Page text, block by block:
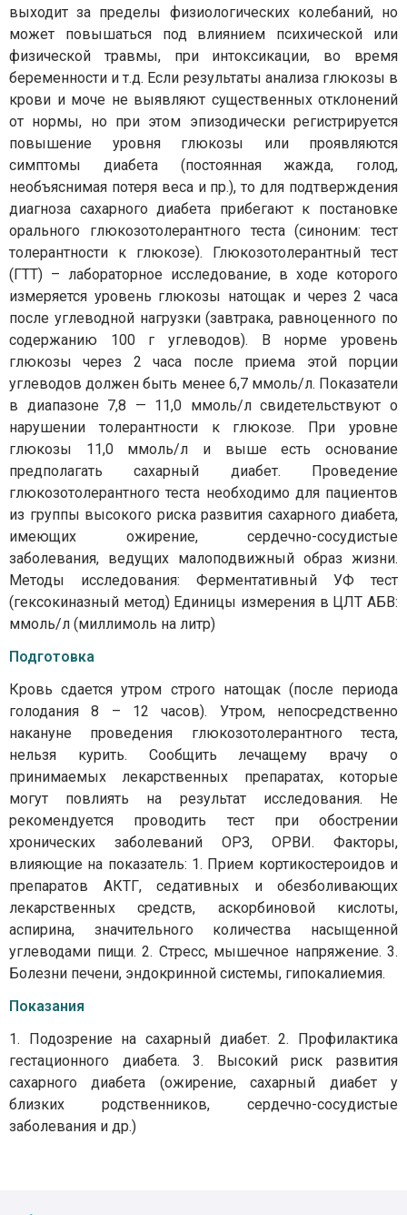
выходит за пределы физиологических колебаний, но
может повышаться под влиянием психической или
физической травмы, при интоксикации, во время
беременности и т.д. Если результаты анализа глюкозы в
крови и моче не выявляют существенных отклонений
от нормы, но при этом эпизодически регистрируется
повышение уровня глюкозы или проявляются
симптомы диабета (постоянная жажда, голод,
необъяснимая потеря веса и пр.), то для подтверждения
диагноза сахарного диабета прибегают к постановке
орального глюкозотолерантного теста (синоним: тест
толерантности к глюкозе). Глюкозотолерантный тест
(ГТТ) – лабораторное исследование, в ходе которого
измеряется уровень глюкозы натощак и через 2 часа
после углеводной нагрузки (завтрака, равноценного по
содержанию 100 г углеводов). В норме уровень
глюкозы через 2 часа после приема этой порции
углеводов должен быть менее 6,7 ммоль/л. Показатели
в диапазоне 7,8 — 11,0 ммоль/л свидетельствуют о
нарушении толерантности к глюкозе. При уровне
глюкозы 11,0 ммоль/л и выше есть основание
предполагать сахарный диабет. Проведение
глюкозотолерантного теста необходимо для пациентов
из группы высокого риска развития сахарного диабета,
имеющих ожирение, сердечно-сосудистые
заболевания, ведущих малоподвижный образ жизни.
Методы исследования: Ферментативный УФ тест
(гексокиназный метод) Единицы измерения в ЦЛТ АБВ:
ммоль/л (миллимоль на литр)
Подготовка
Кровь сдается утром строго натощак (после периода
голодания 8 – 12 часов). Утром, непосредственно
накануне проведения глюкозотолерантного теста,
нельзя курить. Сообщить лечащему врачу о
принимаемых лекарственных препаратах, которые
могут повлиять на результат исследования. Не
рекомендуется проводить тест при обострении
хронических заболеваний ОРЗ, ОРВИ. Факторы,
влияющие на показатель: 1. Прием кортикостероидов и
препаратов АКТГ, седативных и обезболивающих
лекарственных средств, аскорбиновой кислоты,
аспирина, значительного количества насыщенной
углеводами пищи. 2. Стресс, мышечное напряжение. 3.
Болезни печени, эндокринной системы, гипокалиемия.
Показания
1. Подозрение на сахарный диабет. 2. Профилактика
гестационного диабета. 3. Высокий риск развития
сахарного диабета (ожирение, сахарный диабет у
близких родственников, сердечно-сосудистые
заболевания и др.)